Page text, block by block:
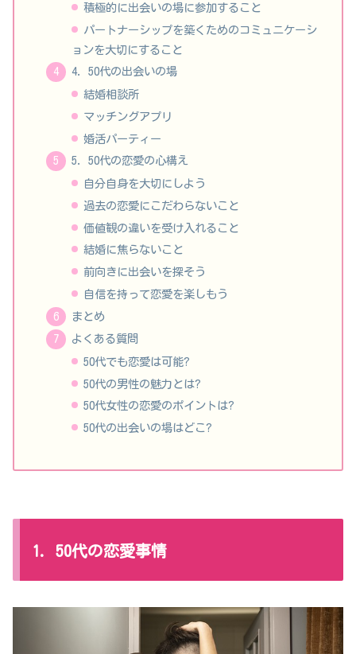
積極的に出会いの場に参加すること
パートナーシップを築くためのコミュニケーシ
ョンを大切にすること
4. 50代の出会いの場
結婚相談所
マッチングアプリ
婚活パーティー
5. 50代の恋愛の心構え
自分自身を大切にしよう
過去の恋愛にこだわらないこと
価値観の違いを受け入れること
結婚に焦らないこと
前向きに出会いを探そう
自信を持って恋愛を楽しもう
まとめ
よくある質問
50代でも恋愛は可能?
50代の男性の魅力とは?
50代女性の恋愛のポイントは?
50代の出会いの場はどこ?
1. 50代の恋愛事情